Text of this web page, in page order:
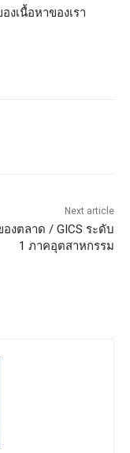
เนื้อหาของเรา
Next article
งตลาด / GICS ระดับ
1 ภาคอุตสาหกรรม